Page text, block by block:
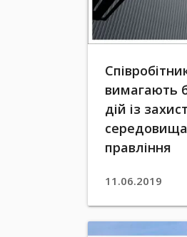
вимагають
дій із
середовища
правління
11.06.2019